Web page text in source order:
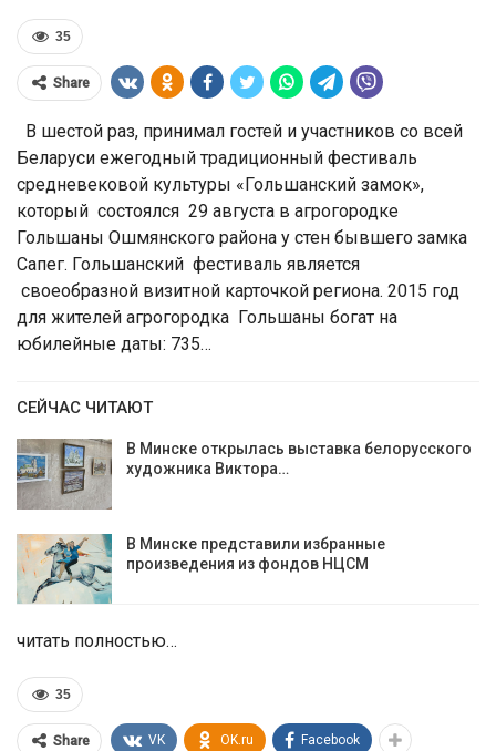
35
Share
В шестой раз, принимал гостей и участников со всей
Беларуси ежегодный традиционный фестиваль
средневековой культуры «Гольшанский замок»,
который состоялся 29 августа в агрогородке
Гольшаны Ошмянского района у стен бывшего замка
Сапег. Гольшанский фестиваль является
своеобразной визитной карточкой региона. 2015 год
для жителей агрогородка Гольшаны богат на
юбилейные даты: 735…
СЕЙЧАС ЧИТАЮТ
В Минске открылась выставка белорусского
художника Виктора…
В Минске представили избранные
произведения из фондов НЦСМ
читать полностью…
35
Share VK OK.ru Facebook